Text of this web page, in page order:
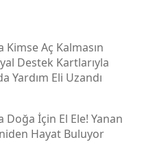
Kimse Aç Kalmasın
Destek Kartlarıyla
Yardım Eli Uzandı
Doğa İçin El Ele! Yanan
Hayat Buluyor